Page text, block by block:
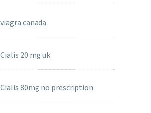
viagra canada
Cialis 20 mg uk
Cialis 80mg no prescription